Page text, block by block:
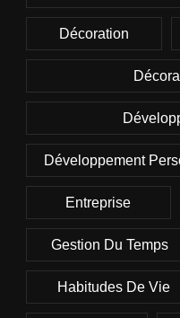
Décoration
Développement
Entreprise
Gestion Du Temps
Habitudes De Vie